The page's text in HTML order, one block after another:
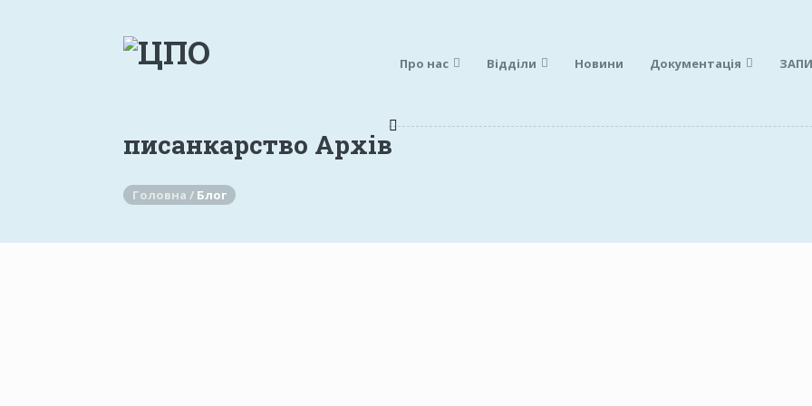
Про нас Відділи Новини Документація
писанкарство Архів
Головна / Блог